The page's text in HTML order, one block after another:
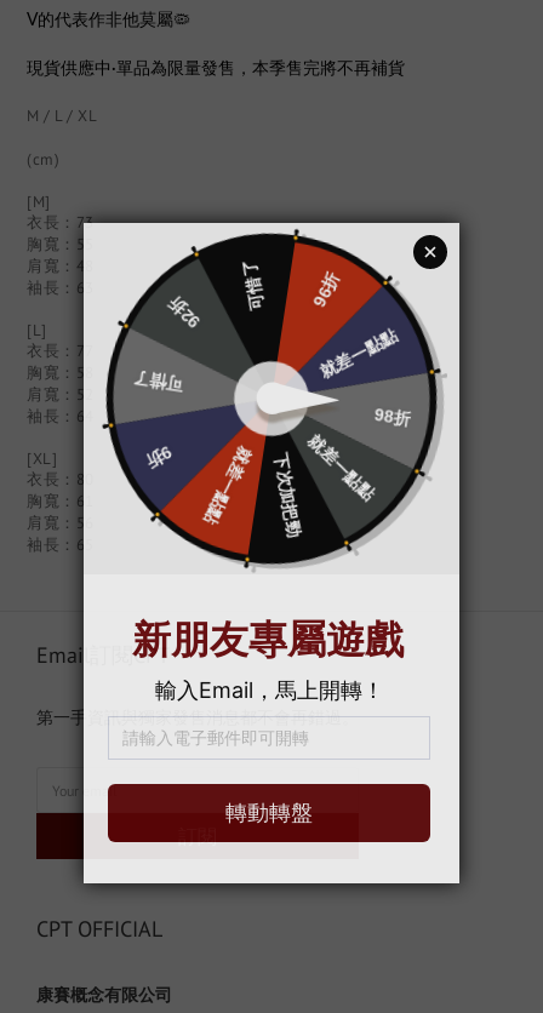
V的代表作非他莫屬🦠
現貨供應中·單品為限量發售，本季售完將不再補貨
M / L / XL
(cm)
[M]
衣長：73
胸寬：55
肩寬：48
袖長：63
[L]
衣長：77
胸寬：58
肩寬：52
袖長：64
[XL]
衣長：80
胸寬：61
肩寬：56
袖長：65
Email訂閱CPT
第一手資訊與獨家發售消息都不會再錯過。
訂閱
CPT OFFICIAL
康賽概念有限公司